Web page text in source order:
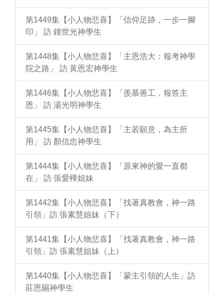
第1449集【小人物悲喜】「信仰足跡，一步一腳
印」 訪 鍾世光神學生
第1448集【小人物悲喜】「主恩浩大：報考神學
院之路」 訪 黃恩宏神學生
第1446集【小人物悲喜】「羨慕善工，報答主
恩」 訪 湯光明神學生
第1445集【小人物悲喜】「主若願意，為主所
用」 訪 顏信忠神學生
第1444集【小人物悲喜】「原來神的愛一直都
在」 訪 張愛樺姐妹
第1442集【小人物悲喜】「找著真教會，神一路
引領」訪 張素慧姐妹（下）
第1441集【小人物悲喜】「找著真教會，神一路
引領」訪 張素慧姐妹（上）
第1440集【小人物悲喜】「蒙主引領的人生」訪
莊恩賜神學生